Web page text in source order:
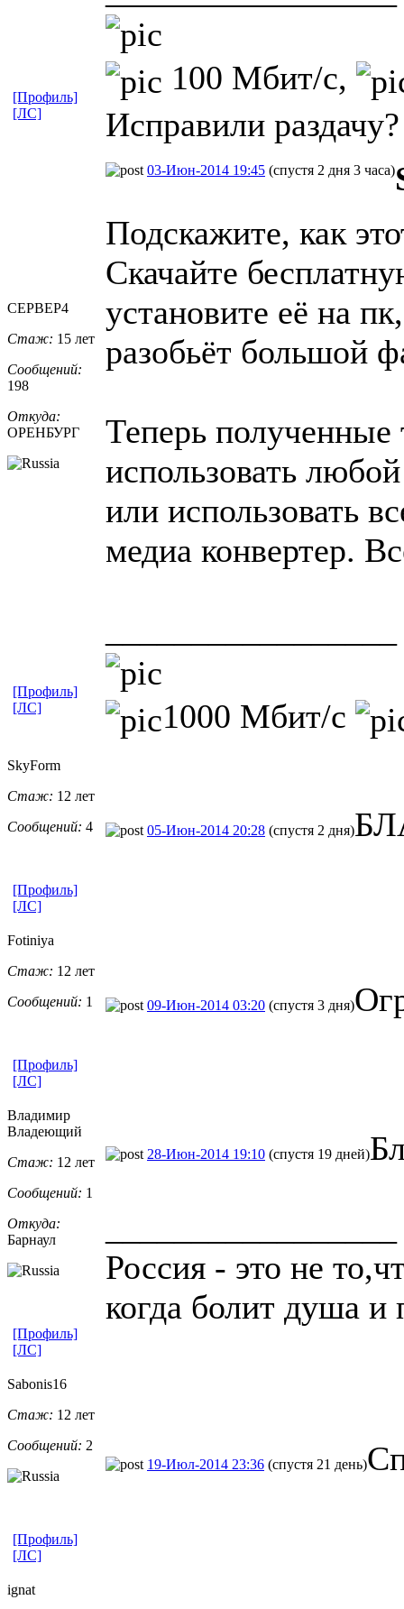
100 Мбит/с,
Исправили
[Профиль]
[ЛС]
CEPBEP4
Стаж: 15 лет
Сообщений:
198
Откуда:
ОРЕНБУРГ
03-Июн-2014 19:45 (спустя 2 дня 3 часа)
Подскажите, как
Скачайте
установите её на
разобьёт большой
Теперь полученные
использовать
или использовать
медиа конвертер.
1000 Мбит/с
[Профиль]
[ЛС]
SkyForm
Стаж: 12 лет
Сообщений: 4 05-Июн-2014 20:28 (спустя 2 дня)
[Профиль]
[ЛС]
Fotiniya
Стаж: 12 лет
Сообщений: 1 09-Июн-2014 03:20 (спустя 3 дня)
[Профиль]
[ЛС]
Владимир
Владеющий
Стаж: 12 лет
Сообщений: 1
Откуда:
Барнаул
28-Июн-2014 19:10 (спустя 19 дней)
Россия - это не
когда болит душа и
[Профиль]
[ЛС]
Sabonis16
Стаж: 12 лет
Сообщений: 2
19-Июл-2014 23:36 (спустя 21 день)
[Профиль]
[ЛС]
ignat